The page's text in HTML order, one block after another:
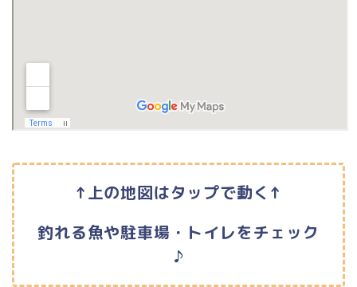
↑上の地図はタップで動く↑
釣れる魚や駐車場・トイレをチェック
♪